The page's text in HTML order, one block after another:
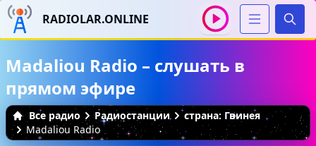
RADIOLAR.ONLINE
Madaliou Radio – слушать в
прямом эфире
Все радио Радиостанции
страна: Гвинея
Madaliou Radio